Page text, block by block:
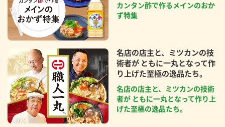
カンタン酢で作るメインのおか
ず特集
名店の店主と、ミツカンの技
術者が ともに一丸となって作
り上げた至極の逸品たち。
名店の店主と、ミツカンの技術
者が ともに一丸となって作り上
げた至極の逸品たち。